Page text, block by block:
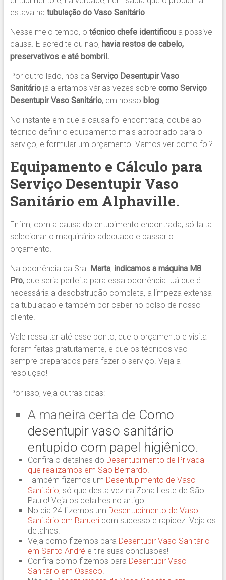
estava na tubulação do Vaso Sanitário.
Nesse meio tempo, o técnico chefe identificoua possível
causa. E acredite ou não, havia restos de cabelo,
preservativos e até bombril.
Por outro lado, nós da Serviço Desentupir Vaso
Sanitáriojá alertamos várias vezes sobre como Serviço
Desentupir Vaso Sanitário, em nosso blog.
No instante em que a causa foi encontrada, coube ao
técnico definir o equipamento mais apropriado para o
serviço, e formular um orçamento. Vamos ver como foi?
Equipamento e Cálculo para
Serviço Desentupir Vaso
Sanitário em Alphaville.
Enfim, com a causa do entupimento encontrada, só falta
selecionar o maquinário adequado e passar o
orçamento.
Na ocorrência da Sra. Marta, indicamos a máquina M8
Pro, que seria perfeita para essa ocorrência. Já que é
necessária a desobstrução completa, a limpeza extensa
da tubulação e também por caber no bolso de nosso
cliente.
Vale ressaltar até esse ponto, que o orçamento e visita
foram feitas gratuitamente, e que os técnicos vão
sempre preparados para fazer o serviço. Veja a
resolução!
Por isso, veja outras dicas:
A maneira certa de Como
desentupir vaso sanitário
entupido com papel higiênico.
Confira o detalhes do Desentupimento de Privada
que realizamos em São Bernardo!
Também fizemos um Desentupimento de Vaso
Sanitário, só que desta vez na Zona Leste de São
Paulo! Veja os detalhes no artigo!
No dia 24 fizemos um Desentupimento de Vaso
Sanitário em Baruericom sucesso e rapidez. Veja os
detalhes!
Veja como fizemos para Desentupir Vaso Sanitário
em Santo André e tire suas conclusões!
Confira como fizemos para Desentupir Vaso
Sanitário em Osasco!